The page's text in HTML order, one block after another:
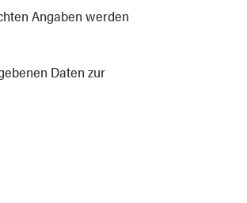
Angaben werden
Daten zur